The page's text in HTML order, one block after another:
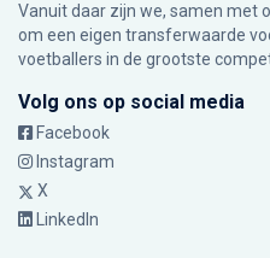
Vanuit daar zijn we, samen met
om een eigen transferwaarde
voetballers in de grootste
Volg ons op social media
Facebook
Instagram
X
LinkedIn